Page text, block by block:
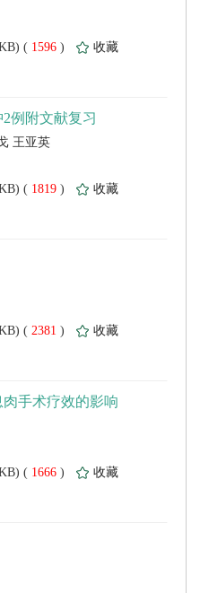
1596 )
1819 )
2381 )
1666 )